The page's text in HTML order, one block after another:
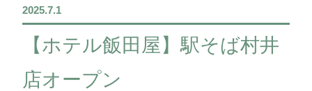
2025.7.1
【ホテル飯田屋】駅そば村井
店オープン